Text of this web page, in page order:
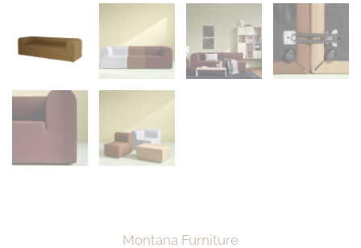
Montana Furniture